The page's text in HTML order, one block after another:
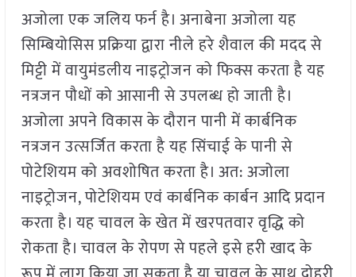
अजोला एक जलिय फर्न है। अनाबेना अजोला यह
सिम्बियोसिस प्रक्रिया द्वारा नीले हरे शैवाल की मदद से
मिट्टी में वायुमंडलीय नाइट्रोजन को फिक्स करता है यह
नत्रजन पौधों को आसानी से उपलब्ध हो जाती है।
अजोला अपने विकास के दौरान पानी में कार्बनिक
नत्रजन उत्सर्जित करता है यह सिंचाई के पानी से
पोटेशियम को अवशोषित करता है। अत: अजोला
नाइट्रोजन, पोटेशियम एवं कार्बनिक कार्बन आदि प्रदान
करता है। यह चावल के खेत में खरपतवार वृद्धि को
रोकता है। चावल के रोपण से पहले इसे हरी खाद के